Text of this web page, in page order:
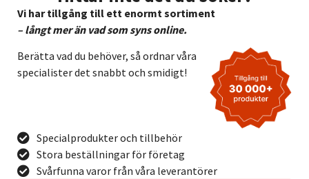
Lägg I Kundvagn
Offertförfrågan
Lägg I Kundvagn
Offertförfrågan
Vi har tillgång till ett enormt sortiment
– långt mer än vad som syns online.
Berätta vad du behöver, så ordnar våra
specialister det snabbt och smidigt!
Specialprodukter och tillbehör
Stora beställningar för företag
Svårfunna varor från våra leverantörer